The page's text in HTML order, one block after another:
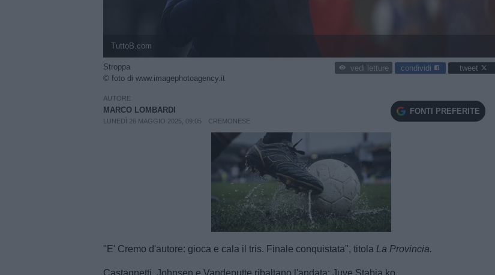
TuttoB.com
Stroppa
© foto di www.imagephotoagency.it
vedi letture condividi tweet
AUTORE
MARCO LOMBARDI
LUNEDÌ 26 MAGGIO 2025, 09:05 CREMONESE
FONTI PREFERITE
Unmute
Loaded
100.00%
"E' Cremo d'autore: gioca e cala il tris. Finale conquistata", titola La Provincia.